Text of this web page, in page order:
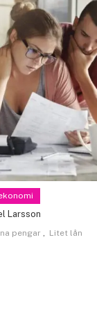
Larsson
pengar , Litet lån